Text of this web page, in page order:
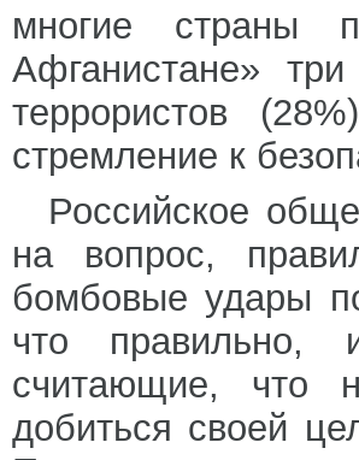
многие страны
Афганистане»
террористов
стремление к
Российское
на вопрос,
бомбовые удары
что правильно,
считающие, что
добиться своей